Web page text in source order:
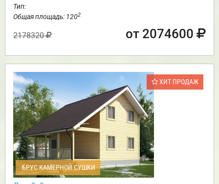
Тип:
Общая площадь: 1202
2178320 от 2074600
ХИТ ПРОДАЖ
БРУС КАМЕРНОЙ СУШКИ